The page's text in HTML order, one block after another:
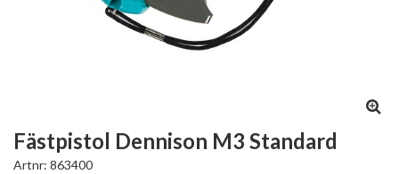
Fästpistol Dennison M3 Standard
Artnr: 863400